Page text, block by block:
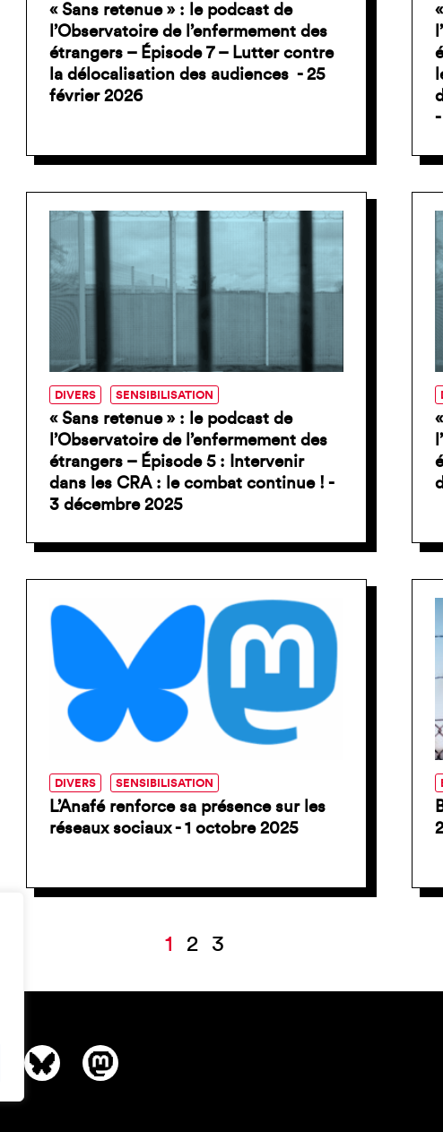
« Sans retenue » : le podcast de
l’Observatoire de l’enfermement des
étrangers – Épisode 7 – Lutter contre
la délocalisation des audiences - 25
février 2026
DIVERS SENSIBILISATION
« Sans retenue » : le podcast de
l’Observatoire de l’enfermement des
étrangers – Épisode 5 : Intervenir
dans les CRA : le combat continue ! -
3 décembre 2025
DIVERS SENSIBILISATION
L’Anafé renforce sa présence sur les
réseaux sociaux - 1 octobre 2025
1 2 3